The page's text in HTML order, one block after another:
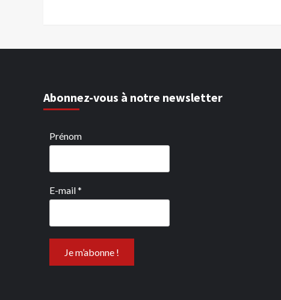
Abonnez-vous à notre newsletter
Prénom
E-mail*